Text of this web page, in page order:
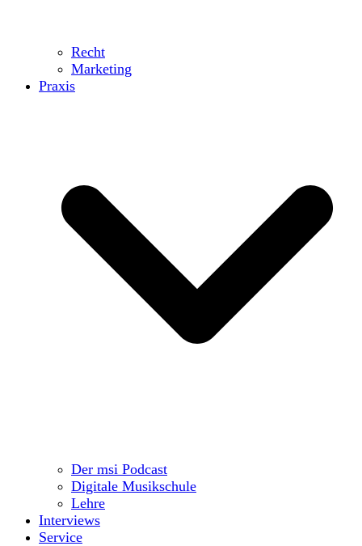
Recht
Marketing
Praxis
Der msi Podcast
Digitale Musikschule
Lehre
Interviews
Service